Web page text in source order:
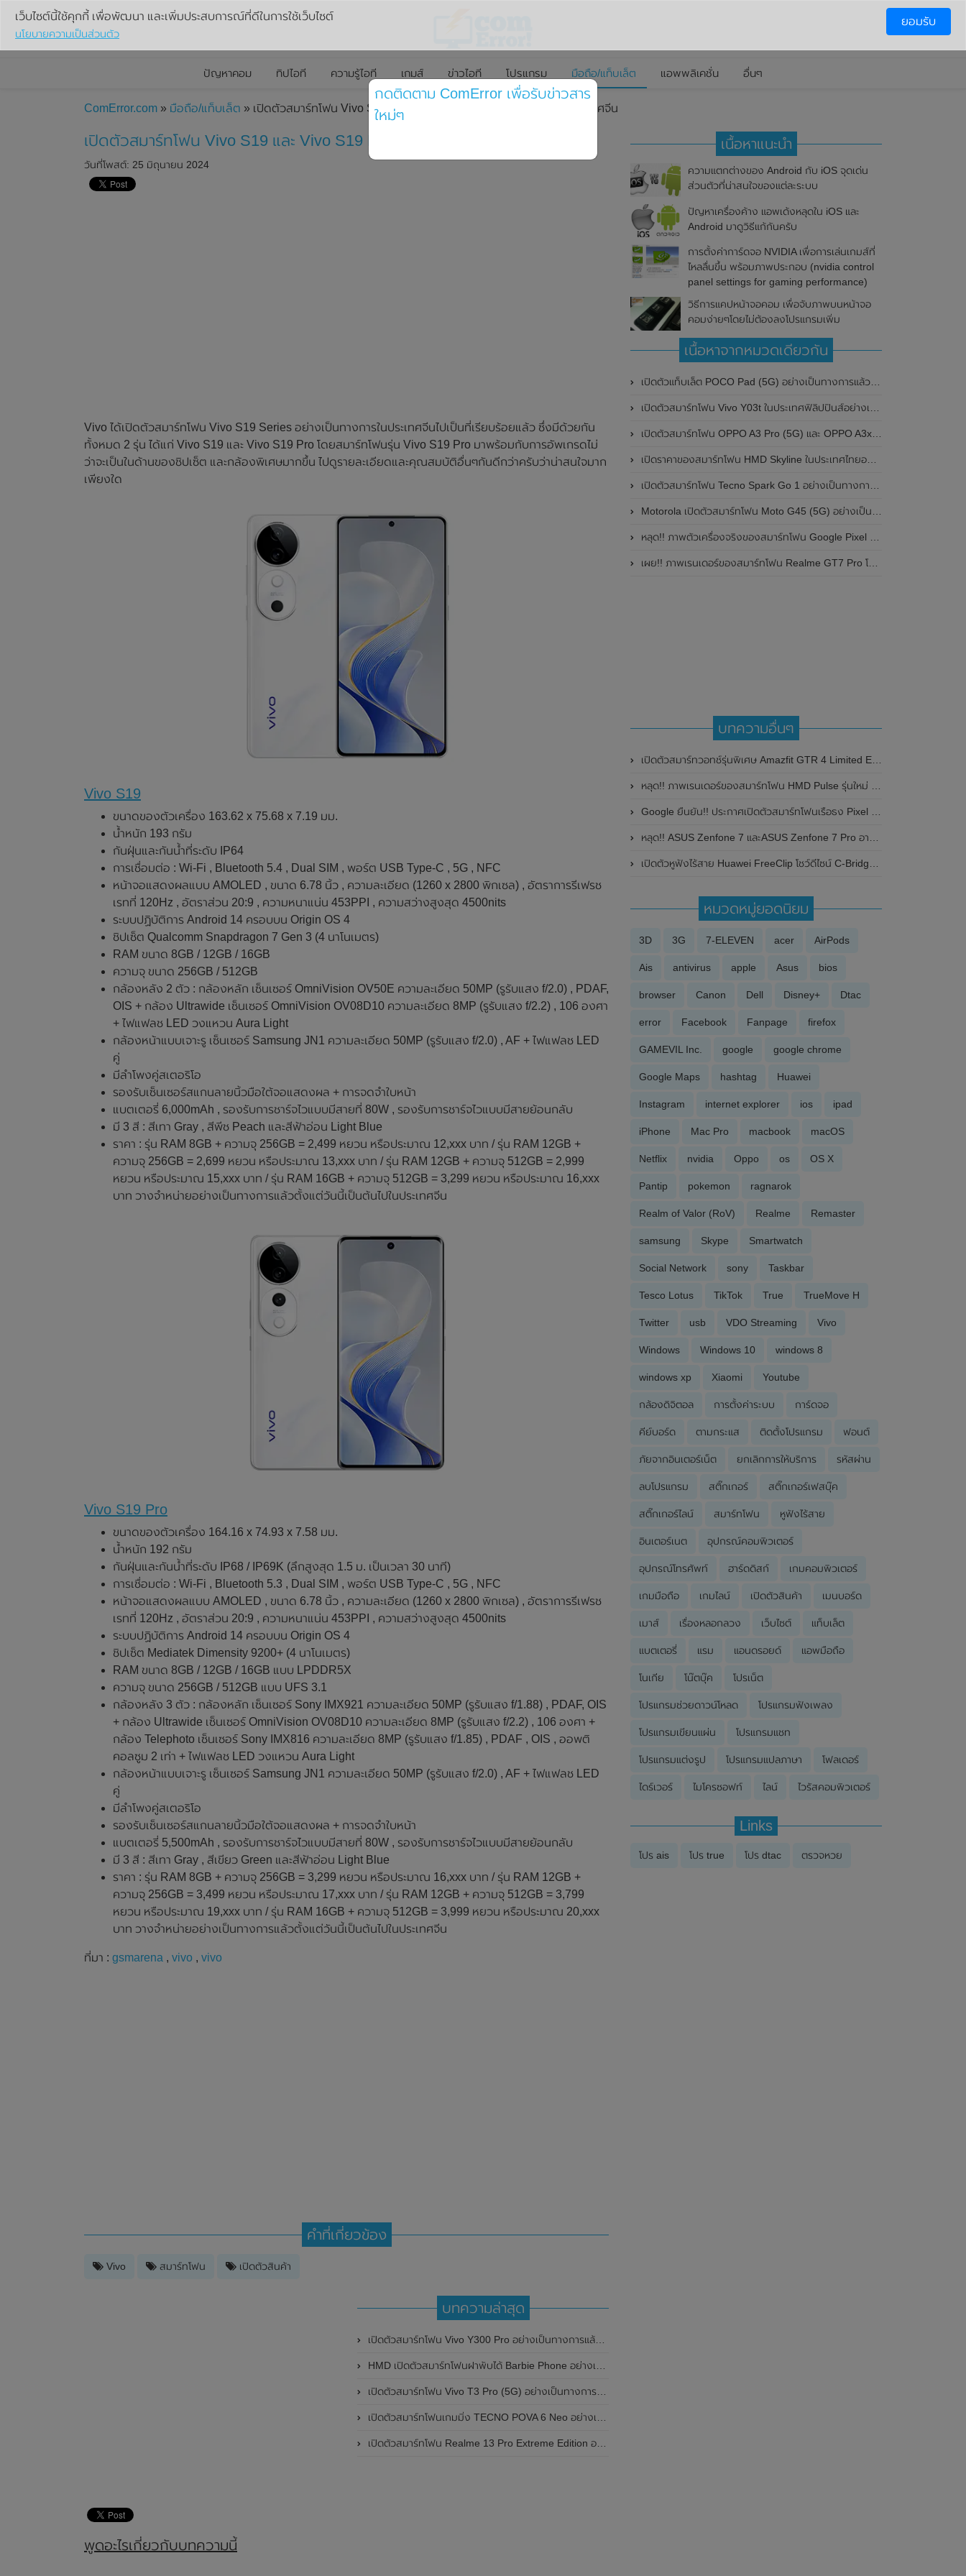
ปัญหาคอม ทิปไอที ความรู้ไอที เกมส์ ข่าวไอที โปรแกรม มือถือ/แท็บเล็ต แอพพลิเคชั่น อื่นๆ
ComError.com » มือถือ/แท็บเล็ต » เปิดตัวสมาร์ทโฟน Vivo S19 และ Vivo S19 Pro อย่างเป็นทางการที่ประเทศจีน
เปิดตัวสมาร์ทโฟน Vivo S19 และ Vivo S19 Pro อย่างเป็นทางการที่ประเทศจีน
วันที่โพสต์: 25 มิถุนายน 2024
Vivo ได้เปิดตัวสมาร์ทโฟน Vivo S19 Series อย่างเป็นทางการในประเทศจีนไปเป็นที่เรียบร้อยแล้ว ซึ่งมีด้วยกัน
ทั้งหมด 2 รุ่น ได้แก่ Vivo S19 และ Vivo S19 Pro โดยสมาร์ทโฟนรุ่น Vivo S19 Pro มาพร้อมกับการอัพเกรดไม่
ว่าจะเป็นในด้านของชิปเซ็ต และกล้องพิเศษมากขึ้น ไปดูรายละเอียดและคุณสมบัติอื่นๆกันดีกว่าครับว่าน่าสนใจมาก
เพียงใด
Vivo S19
ขนาดของตัวเครื่อง 163.62 x 75.68 x 7.19 มม.
น้ำหนัก 193 กรัม
กันฝุ่นและกันน้ำที่ระดับ IP64
การเชื่อมต่อ : Wi-Fi , Bluetooth 5.4 , Dual SIM , พอร์ต USB Type-C , 5G , NFC
หน้าจอแสดงผลแบบ AMOLED , ขนาด 6.78 นิ้ว , ความละเอียด (1260 x 2800 พิกเซล) , อัตราการรีเฟรช
เรทที่ 120Hz , อัตราส่วน 20:9 , ความหนาแน่น 453PPI , ความสว่างสูงสุด 4500nits
ระบบปฏิบัติการ Android 14 ครอบบน Origin OS 4
ชิปเซ็ต Qualcomm Snapdragon 7 Gen 3 (4 นาโนเมตร)
RAM ขนาด 8GB / 12GB / 16GB
ความจุ ขนาด 256GB / 512GB
กล้องหลัง 2 ตัว : กล้องหลัก เซ็นเซอร์ OmniVision OV50E ความละเอียด 50MP (รูรับแสง f/2.0) , PDAF,
OIS + กล้อง Ultrawide เซ็นเซอร์ OmniVision OV08D10 ความละเอียด 8MP (รูรับแสง f/2.2) , 106 องศา
+ ไฟแฟลช LED วงแหวน Aura Light
กล้องหน้าแบบเจาะรู เซ็นเซอร์ Samsung JN1 ความละเอียด 50MP (รูรับแสง f/2.0) , AF + ไฟแฟลช LED
คู่
มีลำโพงคู่สเตอริโอ
รองรับเซ็นเซอร์สแกนลายนิ้วมือใต้จอแสดงผล + การจดจำใบหน้า
แบตเตอรี่ 6,000mAh , รองรับการชาร์จไวแบบมีสายที่ 80W , รองรับการชาร์จไวแบบมีสายย้อนกลับ
มี 3 สี : สีเทา Gray , สีพีช Peach และสีฟ้าอ่อน Light Blue
ราคา : รุ่น RAM 8GB + ความจุ 256GB = 2,499 หยวน หรือประมาณ 12,xxx บาท / รุ่น RAM 12GB +
ความจุ 256GB = 2,699 หยวน หรือประมาณ 13,xxx บาท / รุ่น RAM 12GB + ความจุ 512GB = 2,999
หยวน หรือประมาณ 15,xxx บาท / รุ่น RAM 16GB + ความจุ 512GB = 3,299 หยวน หรือประมาณ 16,xxx
บาท วางจำหน่ายอย่างเป็นทางการแล้วตั้งแต่วันนี้เป็นต้นไปในประเทศจีน
Vivo S19 Pro
ขนาดของตัวเครื่อง 164.16 x 74.93 x 7.58 มม.
น้ำหนัก 192 กรัม
กันฝุ่นและกันน้ำที่ระดับ IP68 / IP69K (ลึกสูงสุด 1.5 ม. เป็นเวลา 30 นาที)
การเชื่อมต่อ : Wi-Fi , Bluetooth 5.3 , Dual SIM , พอร์ต USB Type-C , 5G , NFC
หน้าจอแสดงผลแบบ AMOLED , ขนาด 6.78 นิ้ว , ความละเอียด (1260 x 2800 พิกเซล) , อัตราการรีเฟรช
เรทที่ 120Hz , อัตราส่วน 20:9 , ความหนาแน่น 453PPI , ความสว่างสูงสุด 4500nits
ระบบปฏิบัติการ Android 14 ครอบบน Origin OS 4
ชิปเซ็ต Mediatek Dimensity 9200+ (4 นาโนเมตร)
RAM ขนาด 8GB / 12GB / 16GB แบบ LPDDR5X
ความจุ ขนาด 256GB / 512GB แบบ UFS 3.1
กล้องหลัง 3 ตัว : กล้องหลัก เซ็นเซอร์ Sony IMX921 ความละเอียด 50MP (รูรับแสง f/1.88) , PDAF, OIS
+ กล้อง Ultrawide เซ็นเซอร์ OmniVision OV08D10 ความละเอียด 8MP (รูรับแสง f/2.2) , 106 องศา +
กล้อง Telephoto เซ็นเซอร์ Sony IMX816 ความละเอียด 8MP (รูรับแสง f/1.85) , PDAF , OIS , ออพติ
คอลซูม 2 เท่า + ไฟแฟลช LED วงแหวน Aura Light
กล้องหน้าแบบเจาะรู เซ็นเซอร์ Samsung JN1 ความละเอียด 50MP (รูรับแสง f/2.0) , AF + ไฟแฟลช LED
คู่
มีลำโพงคู่สเตอริโอ
รองรับเซ็นเซอร์สแกนลายนิ้วมือใต้จอแสดงผล + การจดจำใบหน้า
แบตเตอรี่ 5,500mAh , รองรับการชาร์จไวแบบมีสายที่ 80W , รองรับการชาร์จไวแบบมีสายย้อนกลับ
มี 3 สี : สีเทา Gray , สีเขียว Green และสีฟ้าอ่อน Light Blue
ราคา : รุ่น RAM 8GB + ความจุ 256GB = 3,299 หยวน หรือประมาณ 16,xxx บาท / รุ่น RAM 12GB +
ความจุ 256GB = 3,499 หยวน หรือประมาณ 17,xxx บาท / รุ่น RAM 12GB + ความจุ 512GB = 3,799
หยวน หรือประมาณ 19,xxx บาท / รุ่น RAM 16GB + ความจุ 512GB = 3,999 หยวน หรือประมาณ 20,xxx
บาท วางจำหน่ายอย่างเป็นทางการแล้วตั้งแต่วันนี้เป็นต้นไปในประเทศจีน
ที่มา : gsmarena , vivo , vivo
คำที่เกี่ยวข้อง
Vivo สมาร์ทโฟน เปิดตัวสินค้า
บทความล่าสุด
เปิดตัวสมาร์ทโฟน Vivo Y300 Pro อย่างเป็นทางการแล้วในประเทศจีน มาพร้อมดีไซน์พรีเมี่ยม ทนทาน และแบตเตอรี่สุดอึดขนาดใหญ่ 6,500mAh พร้อมรองรับการชาร์จไว 80W
HMD เปิดตัวสมาร์ทโฟนฝาพับได้ Barbie Phone อย่างเป็นทางการแล้ว มาพร้อมธีมสีชมพูสดใส
เปิดตัวสมาร์ทโฟน Vivo T3 Pro (5G) อย่างเป็นทางการแล้วในประเทศอินเดีย
เปิดตัวสมาร์ทโฟนเกมมิ่ง TECNO POVA 6 Neo อย่างเป็นทางการแล้วในประเทศไทย ในราคา 8,499 บาท
เปิดตัวสมาร์ทโฟน Realme 13 Pro Extreme Edition อย่างเป็นทางการแล้วในประเทศจีน
พูดอะไรเกี่ยวกับบทความนี้
เนื้อหาแนะนำ
ความแตกต่างของ Android กับ iOS จุดเด่น
ส่วนตัวที่น่าสนใจของแต่ละระบบ
ปัญหาเครื่องค้าง แอพเด้งหลุดใน iOS และ
Android มาดูวิธีแก้กันครับ
การตั้งค่าการ์ดจอ NVIDIA เพื่อการเล่นเกมส์ที่
ไหลลื่นขึ้น พร้อมภาพประกอบ (nvidia control
panel settings for gaming performance)
วิธีการแคปหน้าจอคอม เพื่อจับภาพบนหน้าจอ
คอมง่ายๆโดยไม่ต้องลงโปรแกรมเพิ่ม
เนื้อหาจากหมวดเดียวกัน
เปิดตัวแท็บเล็ต POCO Pad (5G) อย่างเป็นทางการแล้วในประเทศอินเดีย มาพร้อมชิปเซ็ต Snapdragon 7s Gen 2 ของ Qualcomm และรองรับเครือข่าย 5G
เปิดตัวสมาร์ทโฟน Vivo Y03t ในประเทศฟิลิปปินส์อย่างเป็นทางการแล้ว มาพร้อมชิปเซ็ต Unisoc T612 , กล้องหลัง ความละเอียด 13MP , แบตเตอรี่ 5,000mAh และหน้าจอแสดงผล LCD / 90Hz
เปิดตัวสมาร์ทโฟน OPPO A3 Pro (5G) และ OPPO A3x ในประเทศไทยอย่างเป็นทางการแล้ว ในราคาเริ่มต้นเพียง 3,999 บาท
เปิดราคาของสมาร์ทโฟน HMD Skyline ในประเทศไทยอย่างเป็นทางการแล้ว ราคา 14,990 บาท
เปิดตัวสมาร์ทโฟน Tecno Spark Go 1 อย่างเป็นทางการแล้ว มาพร้อมหน้าจอแสดงผล LCD / 120Hz , แบตเตอรี่ 5,000mAh และใช้ชิปเซ็ต Unisoc
Motorola เปิดตัวสมาร์ทโฟน Moto G45 (5G) อย่างเป็นทางการแล้วในอินเดีย
หลุด!! ภาพตัวเครื่องจริงของสมาร์ทโฟน Google Pixel 9a โชว์ดีไซน์ใหม่ กล้องหลังแบนราบ ไม่มีกรอบของกล้องแล้ว
เผย!! ภาพเรนเดอร์ของสมาร์ทโฟน Realme GT7 Pro โชว์ให้เห็นดีไซน์ใหม่ พร้อมเผยรายละเอียดสเปกที่สำคัญบางส่วน
บทความอื่นๆ
เปิดตัวสมาร์ทวอทช์รุ่นพิเศษ Amazfit GTR 4 Limited Edition มาพร้อมดีไซน์กรอบสแตนเลสสตีล
หลุด!! ภาพเรนเดอร์ของสมาร์ทโฟน HMD Pulse รุ่นใหม่ พร้อมเผยรายละเอียดสเปกที่สำคัญบางส่วน
Google ยืนยัน!! ประกาศเปิดตัวสมาร์ทโฟนเรือธง Pixel 5 อย่างเป็นทางการ ในวันที่ 30 กันยายน 2020 นี้
หลุด!! ASUS Zenfone 7 และASUS Zenfone 7 Pro อาจมาพร้อมชิปเซ็ต Snapdragon 865 และชิปเซ็ต Snapdragon 865+ตามลำดับ
เปิดตัวหูฟังไร้สาย Huawei FreeClip โชว์ดีไซน์ C-Bridge แบบใหม่ ดูแปลกตา
หมวดหมู่ยอดนิยม
3D 3G 7-ELEVEN acer AirPods
Ais antivirus apple Asus bios
browser Canon Dell Disney+ Dtac
error Facebook Fanpage firefox
GAMEVIL Inc. google google chrome
Google Maps hashtag Huawei
Instagram internet explorer ios ipad
iPhone Mac Pro macbook macOS
Netflix nvidia Oppo os OS X
Pantip pokemon ragnarok
Realm of Valor (RoV) Realme Remaster
samsung Skype Smartwatch
Social Network sony Taskbar
Tesco Lotus TikTok True TrueMove H
Twitter usb VDO Streaming Vivo
Windows Windows 10 windows 8
windows xp Xiaomi Youtube
กล้องดิจิตอล การตั้งค่าระบบ การ์ดจอ
คีย์บอร์ด ตามกระแส ติดตั้งโปรแกรม ฟอนต์
ภัยจากอินเตอร์เน็ต ยกเลิกการให้บริการ รหัสผ่าน
ลบโปรแกรม สติ๊กเกอร์ สติ๊กเกอร์เฟสบุ๊ค
สติ๊กเกอร์ไลน์ สมาร์ทโฟน หูฟังไร้สาย
อินเตอร์เนต อุปกรณ์คอมพิวเตอร์
อุปกรณ์โทรศัพท์ ฮาร์ดดิสก์ เกมคอมพิวเตอร์
เกมมือถือ เกมไลน์ เปิดตัวสินค้า เมนบอร์ด
เมาส์ เรื่องหลอกลวง เว็บไซต์ แท็บเล็ต
แบตเตอรี่ แรม แอนดรอยด์ แอพมือถือ
โนเกีย โน๊ตบุ๊ค โปรเน็ต
โปรแกรมช่วยดาวน์โหลด โปรแกรมฟังเพลง
โปรแกรมเขียนแผ่น โปรแกรมแชท
โปรแกรมแต่งรูป โปรแกรมแปลภาษา โฟลเดอร์
ไดร์เวอร์ ไมโครซอฟท์ ไลน์ ไวรัสคอมพิวเตอร์
Links
โปร ais โปร true โปร dtac ตรวจหวย
เว็บไซต์นี้ใช้คุกกี้ เพื่อพัฒนา และเพิ่มประสบการณ์ที่ดีในการใช้เว็บไซต์
นโยบายความเป็นส่วนตัว
ยอมรับ
กดติดตาม ComError เพื่อรับข่าวสาร
ใหม่ๆ